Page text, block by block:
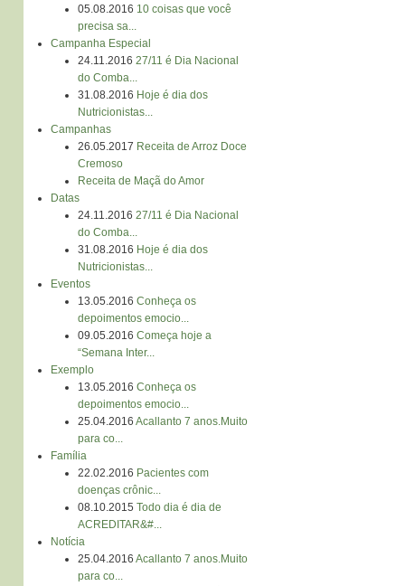
05.08.2016 10 coisas que você
precisa sa...
Campanha Especial
24.11.2016 27/11 é Dia Nacional
do Comba...
31.08.2016 Hoje é dia dos
Nutricionistas...
Campanhas
26.05.2017 Receita de Arroz Doce
Cremoso
Receita de Maçã do Amor
Datas
24.11.2016 27/11 é Dia Nacional
do Comba...
31.08.2016 Hoje é dia dos
Nutricionistas...
Eventos
13.05.2016 Conheça os
depoimentos emocio...
09.05.2016 Começa hoje a
“Semana Inter...
Exemplo
13.05.2016 Conheça os
depoimentos emocio...
25.04.2016 Acallanto 7 anos.Muito
para co...
Família
22.02.2016 Pacientes com
doenças crônic...
08.10.2015 Todo dia é dia de
ACREDITAR&#...
Notícia
25.04.2016 Acallanto 7 anos.Muito
para co...